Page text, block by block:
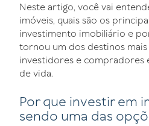
Neste artigo, você vai
imóveis, quais são os
investimento imobiliário e
tornou um dos destinos
investidores e compradores
de vida.
Por que investir em
sendo uma das